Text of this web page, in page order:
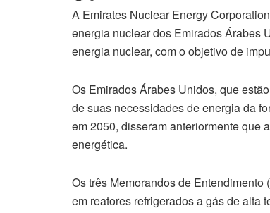
A Emirates Nuclear Energy
energia nuclear dos Emirados Árabes
energia nuclear, com o objetivo de
Os Emirados Árabes Unidos, que
de suas necessidades de energia da
em 2050, disseram anteriormente que
energética.
Os três Memorandos de
em reatores refrigerados a gás de alta